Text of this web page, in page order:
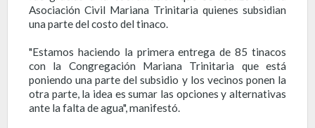
Asociación Civil Mariana Trinitaria quienes subsidian
una parte del costo del tinaco.
"Estamos haciendo la primera entrega de 85 tinacos
con la Congregación Mariana Trinitaria que está
poniendo una parte del subsidio y los vecinos ponen la
otra parte, la idea es sumar las opciones y alternativas
ante la falta de agua", manifestó.